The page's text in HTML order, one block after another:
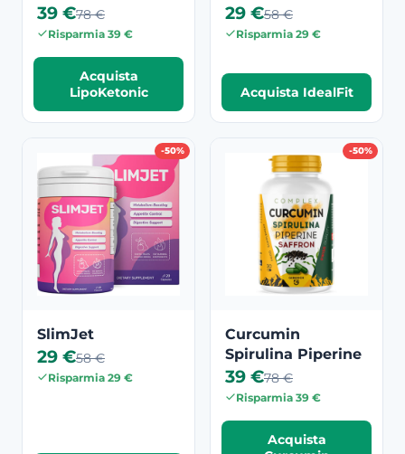
39 €78 €
Risparmia 39 €
Acquista
LipoKetonic
29 €58 €
Risparmia 29 €
Acquista IdealFit
-50%
SlimJet
29 €58 €
Risparmia 29 €
-50%
Curcumin
Spirulina Piperine
39 €78 €
Risparmia 39 €
Acquista